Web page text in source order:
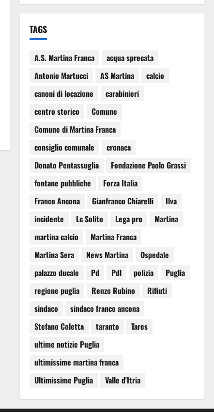
TAGS
A.S. Martina Franca
acqua sprecata
Antonio Martucci
AS Martina
calcio
canoni di locazione
carabinieri
centro storico
Comune
Comune di Martina Franca
consiglio comunale
cronaca
Donato Pentassuglia
Fondazione Paolo Grassi
fontane pubbliche
Forza Italia
Franco Ancona
Gianfranco Chiarelli
Ilva
incidente
Lc Solito Lega pro
Martina
martina calcio
Martina Franca
Martina Sera
News Martina
Ospedale
palazzo ducale
Pd Pdl polizia
Puglia
regione puglia
Renzo Rubino
Rifiuti
sindaco
sindaco franco ancona
Stefano Coletta
taranto
Tares
ultime notizie Puglia
ultimissime martina franca
Ultimissime Puglia
Valle d'Itria